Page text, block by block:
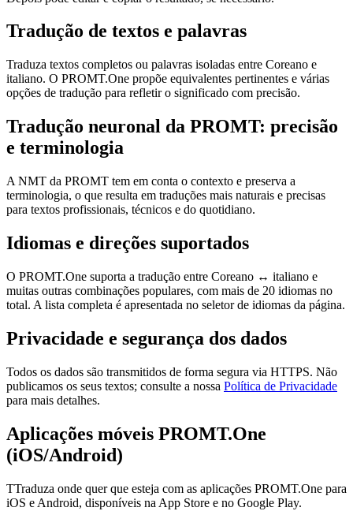
Tradução de textos e palavras
Traduza textos completos ou palavras isoladas entre Coreano e
italiano. O PROMT.One propõe equivalentes pertinentes e várias
opções de tradução para refletir o significado com precisão.
Tradução neuronal da PROMT: precisão
e terminologia
A NMT da PROMT tem em conta o contexto e preserva a
terminologia, o que resulta em traduções mais naturais e precisas
para textos profissionais, técnicos e do quotidiano.
Idiomas e direções suportados
O PROMT.One suporta a tradução entre Coreano ↔ italiano e
muitas outras combinações populares, com mais de 20 idiomas no
total. A lista completa é apresentada no seletor de idiomas da página.
Privacidade e segurança dos dados
Todos os dados são transmitidos de forma segura via HTTPS. Não
publicamos os seus textos; consulte a nossa Política de Privacidade
para mais detalhes.
Aplicações móveis PROMT.One
(iOS/Android)
TTraduza onde quer que esteja com as aplicações PROMT.One para
iOS e Android, disponíveis na App Store e no Google Play.